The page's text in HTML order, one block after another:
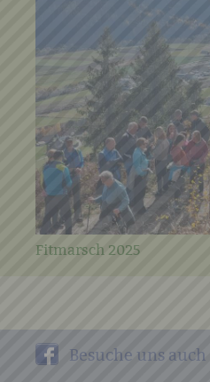
Fitmarsch 2025
Besuche uns auch